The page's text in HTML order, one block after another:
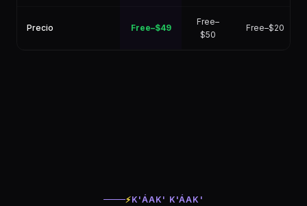
Precio Free–$49
Free–
$50
Free–$20
⚡K'ÁAK' K'ÁAK'